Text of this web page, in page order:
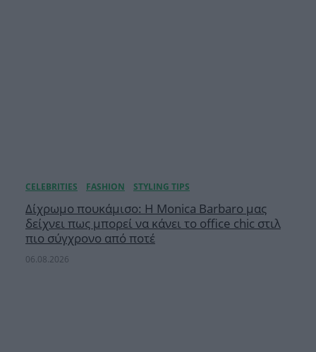
Δίχρωμο πουκάμισο: Η Monica Barbaro μας
δείχνει πως μπορεί να κάνει το office chic στιλ
πιο σύγχρονο από ποτέ
06.08.2026